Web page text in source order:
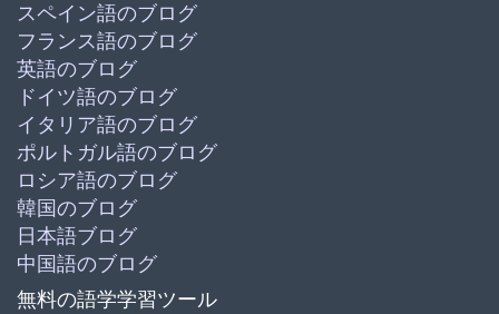
スペイン語のブログ
フランス語のブログ
英語のブログ
ドイツ語のブログ
イタリア語のブログ
ポルトガル語のブログ
ロシア語のブログ
韓国のブログ
日本語ブログ
中国語のブログ
無料の語学学習ツール